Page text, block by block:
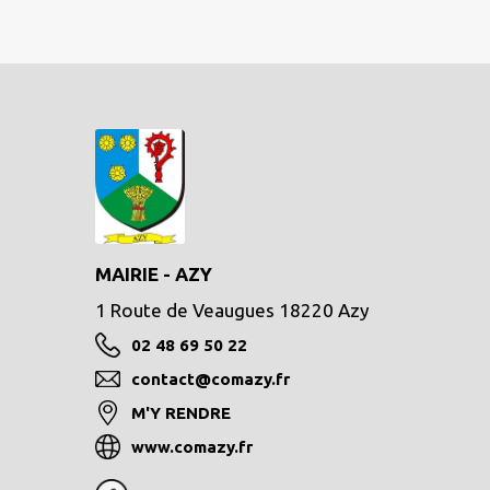
MAIRIE - AZY
1 Route de Veaugues 18220 Azy
02 48 69 50 22
contact@comazy.fr
M'Y RENDRE
www.comazy.fr